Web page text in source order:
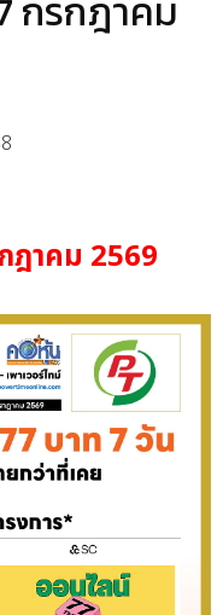
กรกฎาคม
ฎาคม 2569